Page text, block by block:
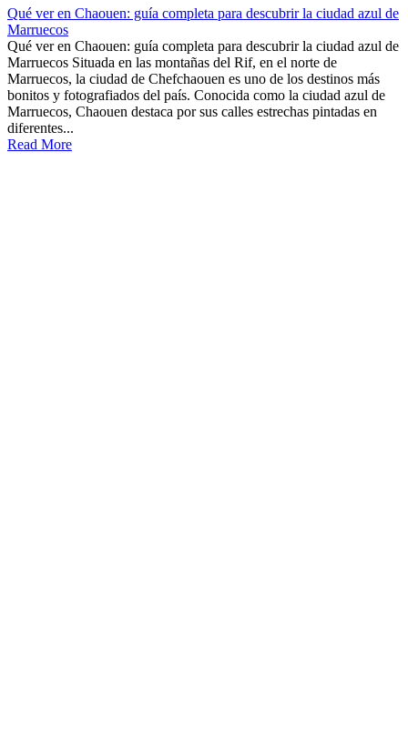
Qué ver en Chaouen: guía completa para descubrir la ciudad azul de
Marruecos
Qué ver en Chaouen: guía completa para descubrir la ciudad azul de
Marruecos Situada en las montañas del Rif, en el norte de
Marruecos, la ciudad de Chefchaouen es uno de los destinos más
bonitos y fotografiados del país. Conocida como la ciudad azul de
Marruecos, Chaouen destaca por sus calles estrechas pintadas en
diferentes...
Read More